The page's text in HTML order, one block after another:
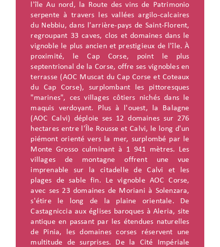
l'île Au nord, la Route des vins de Patrimonio
serpente à travers les vallées argilo-calcaires
du Nebbiu, dans l'arrière-pays de Saint-Florent,
regroupant 33 caves, clos et domaines dans le
vignoble le plus ancien et prestigieux de l'île. À
proximité, le Cap Corse, point le plus
septentrional de la Corse, offre ses vignobles en
terrasse (AOC Muscat du Cap Corse et Coteaux
du Cap Corse), surplombant les pittoresques
"marines", ces villages côtiers nichés dans le
maquis verdoyant. Plus à l'ouest, la Balagne
(AOC Calvi) déploie ses 12 domaines sur 276
hectares entre l'Île Rousse et Calvi, le long d'un
piémont orienté vers la mer, surplombé par le
Monte Grosso culminant à 1 941 mètres. Les
villages de montagne offrent une vue
imprenable sur la citadelle de Calvi et les
plages de sable fin. Le vignoble AOC Corse,
avec ses 23 domaines de Moriani à Solenzara,
s'étire le long de la plaine orientale. De
Castagniccia aux églises baroques à Aleria, site
antique en passant par les étendues naturelles
de Pinia, les domaines corses réservent une
multitude de surprises. De la Cité Impériale